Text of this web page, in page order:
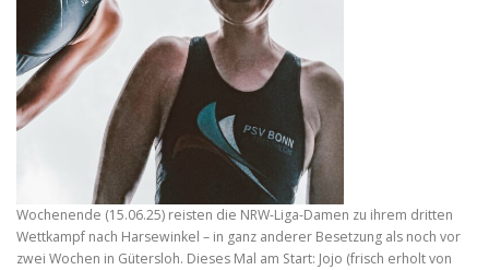
Wochenende (15.06.25) reisten die NRW-Liga-Damen zu ihrem dritten
Wettkampf nach Harsewinkel – in ganz anderer Besetzung als noch vor
zwei Wochen in Gütersloh. Dieses Mal am Start: Jojo (frisch erholt von